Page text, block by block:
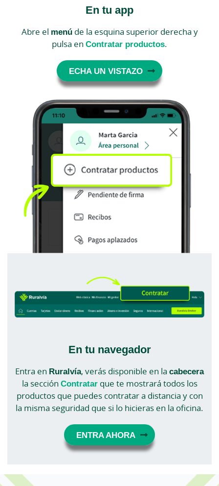
En tu app
Abre el menúde la esquina superior derecha y
pulsa en Contratar productos.
ECHA UN VISTAZO
En tu navegador
Entra en Ruralvía, verás disponible en la cabecera
la sección Contratarque te mostrará todos los
productos que puedes contratar a distancia y con
la misma seguridad que si lo hicieras en la oficina.
ENTRA AHORA